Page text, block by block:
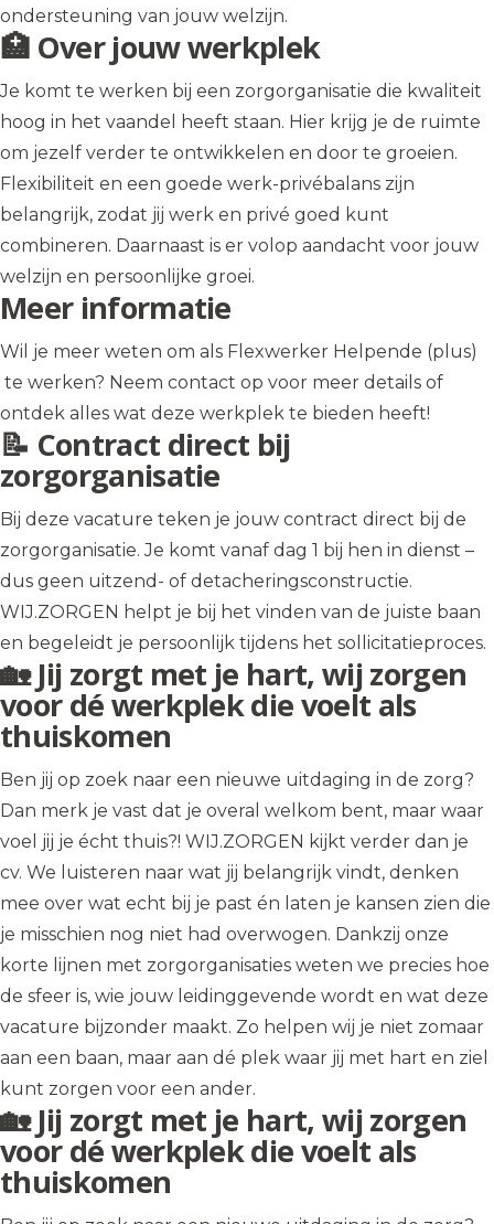
ondersteuning van jouw welzijn.
🏥 Over jouw werkplek
Je komt te werken bij een zorgorganisatie die kwaliteit
hoog in het vaandel heeft staan. Hier krijg je de ruimte
om jezelf verder te ontwikkelen en door te groeien.
Flexibiliteit en een goede werk-privébalans zijn
belangrijk, zodat jij werk en privé goed kunt
combineren. Daarnaast is er volop aandacht voor jouw
welzijn en persoonlijke groei.
Meer informatie
Wil je meer weten om als Flexwerker Helpende (plus)
te werken? Neem contact op voor meer details of
ontdek alles wat deze werkplek te bieden heeft!
📝 Contract direct bij
zorgorganisatie
Bij deze vacature teken je jouw contract direct bij de
zorgorganisatie. Je komt vanaf dag 1 bij hen in dienst –
dus geen uitzend- of detacheringsconstructie.
WIJ.ZORGEN helpt je bij het vinden van de juiste baan
en begeleidt je persoonlijk tijdens het sollicitatieproces.
🏡 Jij zorgt met je hart, wij zorgen
voor dé werkplek die voelt als
thuiskomen
Ben jij op zoek naar een nieuwe uitdaging in de zorg?
Dan merk je vast dat je overal welkom bent, maar waar
voel jij je écht thuis?! WIJ.ZORGEN kijkt verder dan je
cv. We luisteren naar wat jij belangrijk vindt, denken
mee over wat echt bij je past én laten je kansen zien die
je misschien nog niet had overwogen. Dankzij onze
korte lijnen met zorgorganisaties weten we precies hoe
de sfeer is, wie jouw leidinggevende wordt en wat deze
vacature bijzonder maakt. Zo helpen wij je niet zomaar
aan een baan, maar aan dé plek waar jij met hart en ziel
kunt zorgen voor een ander.
🏡 Jij zorgt met je hart, wij zorgen
voor dé werkplek die voelt als
thuiskomen